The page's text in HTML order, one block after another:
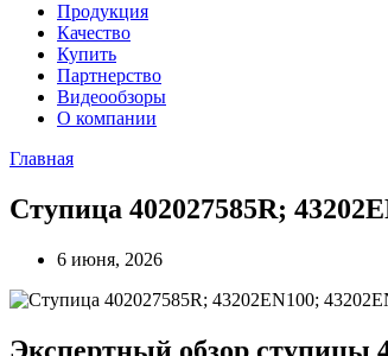
Продукция
Качество
Купить
Партнерство
Видеообзоры
О компании
Главная
Ступица 402027585R;
6 июня, 2026
Экспертный обзор ступицы